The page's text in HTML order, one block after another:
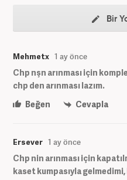
Bir
Mehmetx 1 ay önce
Chp nşn arınması için
chp den arınması lazım.
Beğen
Cevapla
Ersever 1 ay önce
Chp nin arınması için
kaset kumpasıyla